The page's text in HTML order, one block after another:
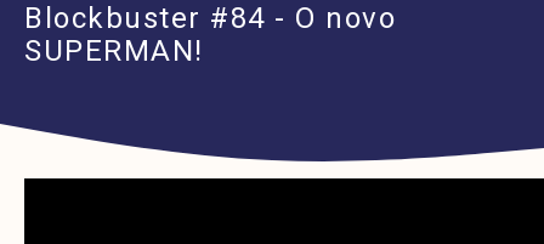
Blockbuster #84 - O novo
SUPERMAN!